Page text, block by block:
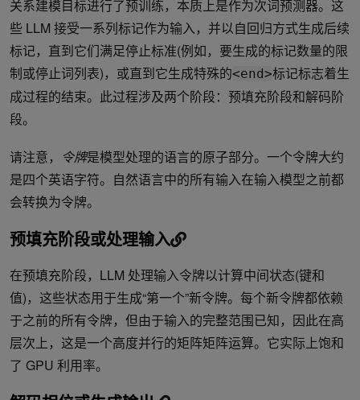
关系建模目标进行了预训练，本质上是作为次词预测器。这
些 LLM 接受一系列标记作为输入，并以自回归方式生成后续
标记，直到它们满足停止标准(例如，要生成的标记数量的限
制或停止词列表)，或直到它生成特殊的<end>标记标志着生
成过程的结束。此过程涉及两个阶段：预填充阶段和解码阶
段。
请注意， 令牌是模型处理的语言的原子部分。一个令牌大约
是四个英语字符。自然语言中的所有输入在输入模型之前都
会转换为令牌。
预填充阶段或处理输入
在预填充阶段，LLM 处理输入令牌以计算中间状态(键和
值)，这些状态用于生成“第一个”新令牌。每个新令牌都依赖
于之前的所有令牌，但由于输入的完整范围已知，因此在高
层次上，这是一个高度并行的矩阵矩阵运算。它实际上饱和
了 GPU 利用率。